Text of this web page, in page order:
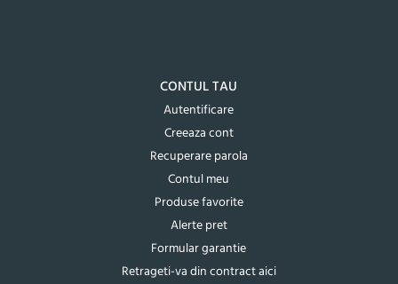
CONTUL TAU
Autentificare
Creeaza cont
Recuperare parola
Contul meu
Produse favorite
Alerte pret
Formular garantie
Retrageti-va din contract aici